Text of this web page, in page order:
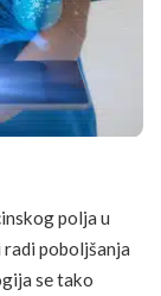
polja u
poboljšanja
se tako